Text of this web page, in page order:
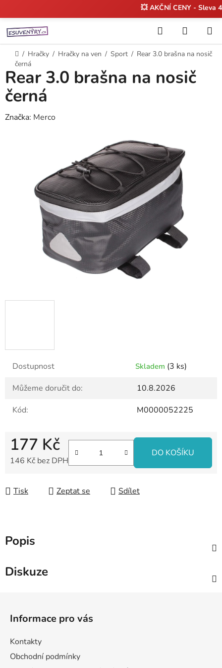
na
obsah
💥 AKČNÍ CENY - Sleva
Hledat
KOŠÍK
Domů
/ Hračky / Hračky na ven / Sport / Rear 3.0 brašna na nosič
černá
Dostupnost Skladem (3 ks)
Můžeme doručit do:
10.8.2026
Kód:
M0000052225
177 Kč
146 Kč bez DPH
DO KOŠÍKU
Tisk Zeptat se Sdílet
Rear 3.0 brašna na nosič
černá
Značka: Merco
Popis
Diskuze
Informace pro vás
Kontakty
Obchodní podmínky